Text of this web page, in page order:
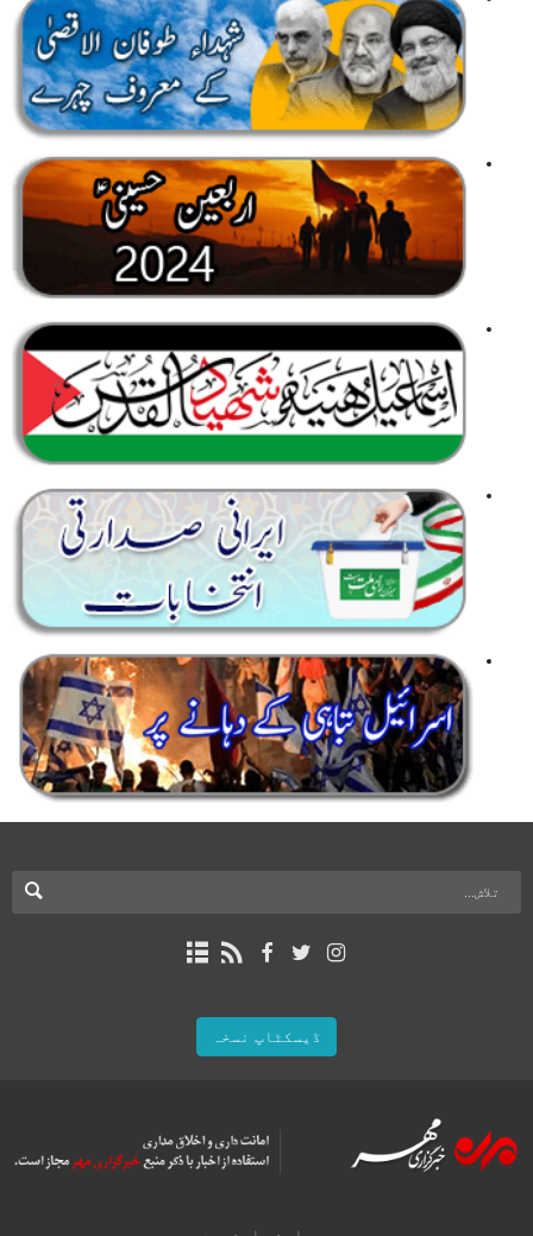
ڈیسکٹاپ نسخہ